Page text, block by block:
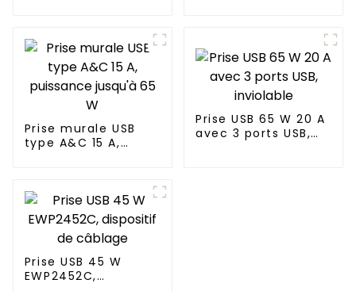
Prise murale USB
type A&C 15 A,
Prise USB 65 W 20 A
avec 3 ports USB,
Prise USB 45 W
EWP2452C,